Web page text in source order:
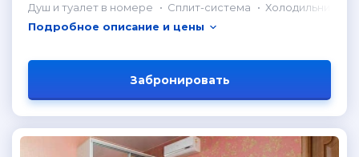
Душ и туалет в номере Сплит-система
Холодильник в
Подробное описание и цены
Забронировать